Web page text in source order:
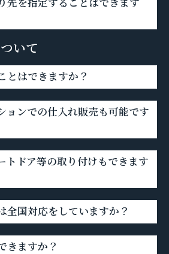
いて
とはできますか？
ョンでの仕入れ販売も可能です
トドア等の取り付けもできます
全国対応をしていますか？
きますか？